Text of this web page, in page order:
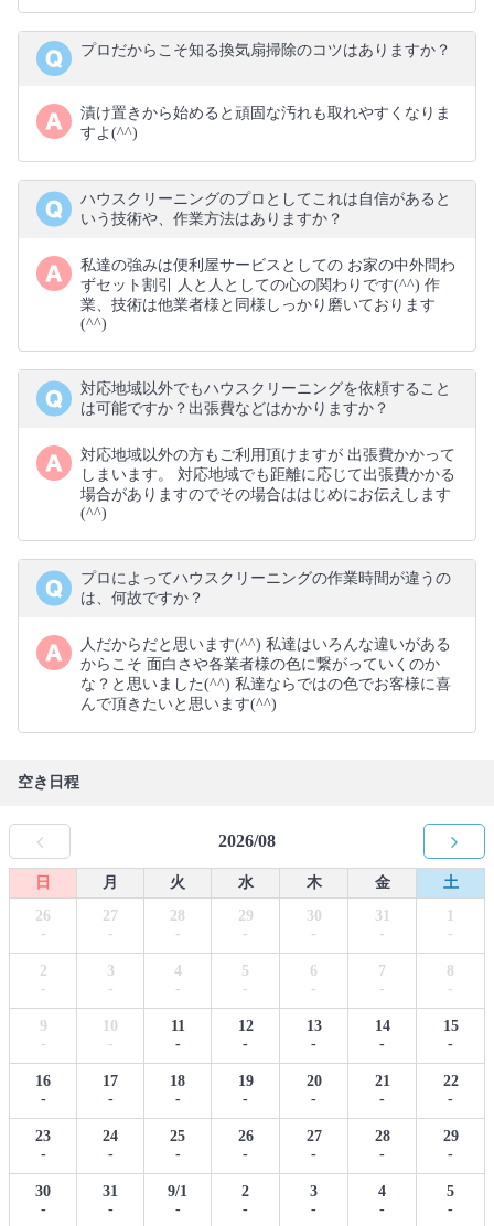
プロだからこそ知る換気扇掃除のコツはありますか？
漬け置きから始めると頑固な汚れも取れやすくなりま
すよ(⁠^⁠^⁠)
ハウスクリーニングのプロとしてこれは自信があると
いう技術や、作業方法はありますか？
私達の強みは便利屋サービスとしての お家の中外問わ
ずセット割引 人と人としての心の関わりです(⁠^⁠^⁠) 作
業、技術は他業者様と同様しっかり磨いております
(⁠^⁠^⁠)
対応地域以外でもハウスクリーニングを依頼すること
は可能ですか？出張費などはかかりますか？
対応地域以外の方もご利用頂けますが 出張費かかって
しまいます。 対応地域でも距離に応じて出張費かかる
場合がありますのでその場合ははじめにお伝えします
(⁠^⁠^⁠)
プロによってハウスクリーニングの作業時間が違うの
は、何故ですか？
人だからだと思います(⁠^⁠^⁠) 私達はいろんな違いがある
からこそ 面白さや各業者様の色に繋がっていくのか
な？と思いました(⁠^⁠^⁠) 私達ならではの色でお客様に喜
んで頂きたいと思います(⁠^⁠^⁠)
空き日程
2026/08
日 月 火 水 木 金
土
26
-
27
-
28
-
29
-
30
-
31
-
1
-
2
-
3
-
4
-
5
-
6
-
7
-
8
-
9
-
10
-
11
-
12
-
13
-
14
-
15
-
16
-
17
-
18
-
19
-
20
-
21
-
22
-
23
-
24
-
25
-
26
-
27
-
28
-
29
-
30
-
31
-
9/1
-
2
-
3
-
4
-
5
-